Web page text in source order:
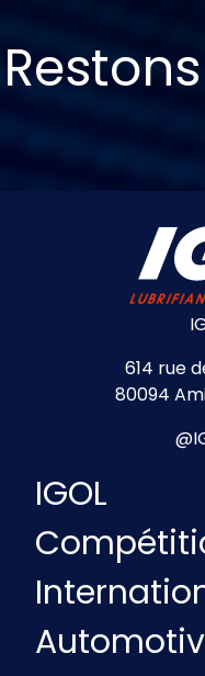
614 rue
80094
IGOL